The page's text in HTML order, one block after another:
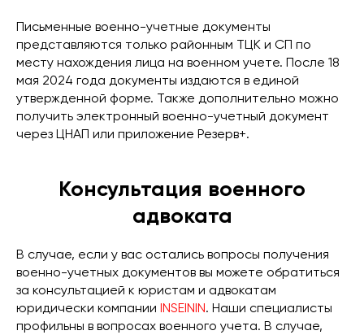
Письменные военно-учетные документы
представляются только районным ТЦК и СП по
месту нахождения лица на военном учете. После 18
мая 2024 года документы издаются в единой
утвержденной форме. Также дополнительно можно
получить электронный военно-учетный документ
через ЦНАП или приложение Резерв+.
Консультация военного
адвоката
В случае, если у вас остались вопросы получения
военно-учетных документов вы можете обратиться
за консультацией к юристам и адвокатам
юридически компании INSEININ. Наши специалисты
профильны в вопросах военного учета. В случае,